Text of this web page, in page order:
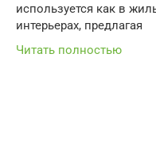
используется как в
интерьерах, предлагая
Читать полностью